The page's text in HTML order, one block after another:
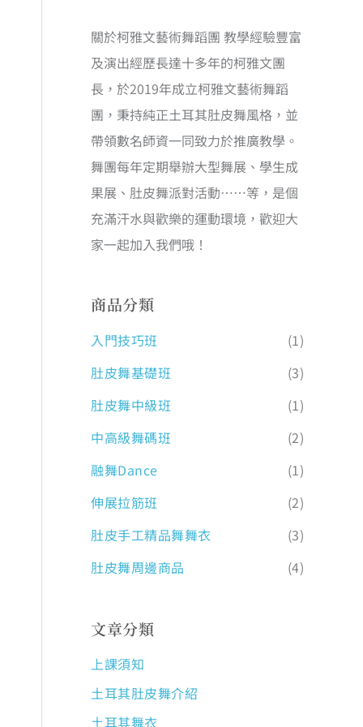
關於柯雅文藝術舞蹈團 教學經驗豐富
及演出經歷長達十多年的柯雅文團
長，於2019年成立柯雅文藝術舞蹈
團，秉持純正土耳其肚皮舞風格，並
帶領數名師資一同致力於推廣教學。
舞團每年定期舉辦大型舞展、學生成
果展、肚皮舞派對活動……等，是個
充滿汗水與歡樂的運動環境，歡迎大
家一起加入我們哦！
商品分類
入門技巧班
(1)
肚皮舞基礎班
(3)
肚皮舞中級班
(1)
中高級舞碼班
(2)
融舞Dance
(1)
伸展拉筋班
(2)
肚皮手工精品舞舞衣
(3)
肚皮舞周邊商品
(4)
文章分類
上課須知
土耳其肚皮舞介紹
土耳其舞衣